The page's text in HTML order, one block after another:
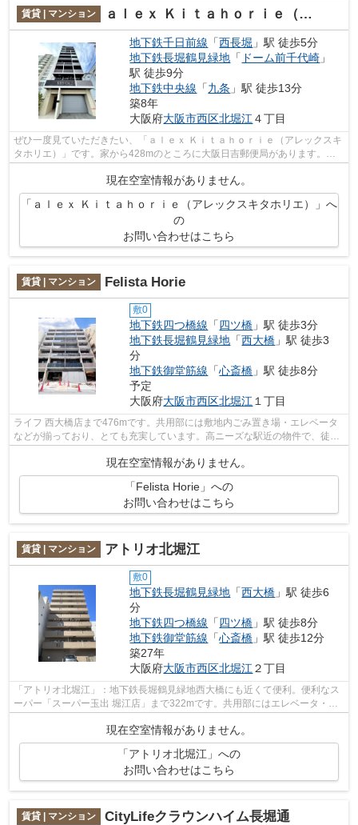
賃貸 | マンション ａｌｅｘ Ｋｉｔａｈｏｒｉｅ（アレックスキタホリエ）
地下鉄千日前線 「西長堀 」駅 徒歩5分
地下鉄長堀鶴見緑地 「 ドーム前千代崎 」
駅 徒歩9分
地下鉄中央線 「九条 」駅 徒歩13分
築8年
大阪府大阪市西区北堀江 ４丁目
ぜひ一度見ていただきたい、「ａｌｅｘ Ｋｉｔａｈｏｒｉｅ（アレックスキ
タホリエ）」です。家から428mのところに大阪日吉郵便局があります。共
用部にはエレベータ・敷地内ごみ置き場...
現在空室情報がありません。
「ａｌｅｘ Ｋｉｔａｈｏｒｉｅ（アレックスキタホリエ）」へ
の
お問い合わせはこちら
賃貸 | マンション Felista Horie
敷0
地下鉄四つ橋線 「四ツ橋 」駅 徒歩3分
地下鉄長堀鶴見緑地 「西大橋 」駅 徒歩3
分
地下鉄御堂筋線 「心斎橋 」駅 徒歩8分
予定
大阪府大阪市西区北堀江１丁目
ライフ 西大橋店まで476mです。共用部には敷地内ごみ置き場・エレベータ
などが揃っており、とても充実しています。高ニーズな駅近の物件で、徒歩
現在空室情報がありません。
「Felista Horie」への
お問い合わせはこちら
賃貸 | マンション アトリオ北堀江
敷0
地下鉄長堀鶴見緑地 「西大橋 」駅 徒歩6
分
地下鉄四つ橋線 「四ツ橋 」駅 徒歩8分
地下鉄御堂筋線 「心斎橋 」駅 徒歩12分
築27年
大阪府大阪市西区北堀江 ２丁目
「アトリオ北堀江」：地下鉄長堀鶴見緑地西大橋にも近くて便利。便利なス
ーパー「スーパー玉出 堀江店」まで322mです。共用部にはエレベータ・敷
地内ごみ置き場など様々な設備やサービ...
現在空室情報がありません。
「アトリオ北堀江」への
お問い合わせはこちら
賃貸 | マンション CityLifeクラウンハイム長堀通